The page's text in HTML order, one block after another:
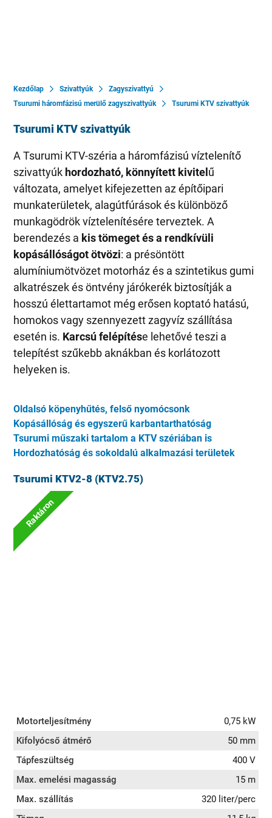
Kezdőlap Szivattyúk
Zagyszivattyú
Tsurumi háromfázisú merülő zagyszivattyúk
Tsurumi KTV szivattyúk
Tsurumi KTV szivattyúk
A Tsurumi KTV-széria a háromfázisú víztelenítő
szivattyúk hordozható, könnyített kivitel ű
változata, amelyet kifejezetten az építőipari
munkaterületek, alagútfúrások és különböző
munkagödrök víztelenítésére terveztek. A
berendezés a kis tömeget és a rendkívüli
kopásállóságot ötvözi: a présöntött
alumíniumötvözet motorház és a szintetikus gumi
alkatrészek és öntvény járókerék biztosítják a
hosszú élettartamot még erősen koptató hatású,
homokos vagy szennyezett zagyvíz szállítása
esetén is. Karcsú felépítése lehetővé teszi a
telepítést szűkebb aknákban és korlátozott
helyeken is.
Oldalsó köpenyhűtés, felső nyomócsonk
Kopásállóság és egyszerű karbantarthatóság
Tsurumi műszaki tartalom a KTV szériában is
Hordozhatóság és sokoldalú alkalmazási területek
Tsurumi KTV2-8 (KTV2.75)
Raktáron
Motorteljesítmény
0,75 kW
Kifolyócső átmérő
50 mm
Tápfeszültség
400 V
Max. emelési magasság
15 m
Max. szállítás
320 liter/perc